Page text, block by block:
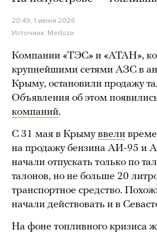
20:49, 1 июня 2026
Источник: Meduza
Компании «ТЭС» и «АТАН»,
крупнейшими сетями АЗС в
Крыму, остановили продажу
Объявления об этом
компаний.
C 31 мая в Крымуввели
на продажу бензина АИ-95 и
начали отпускать только по
талонов, но не больше 20
транспортное средство.
начали действовать и в
На фоне топливного кризиса